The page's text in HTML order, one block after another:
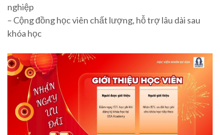
nghiệp
– Cộng đồng học viên chất lượng, hỗ trợ lâu dài sau
khóa học